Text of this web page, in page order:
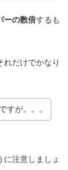
ーの数倍するも
れだけでかなり
すが。。。
に注意しましょ